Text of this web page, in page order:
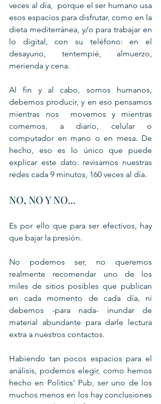
veces al día,  porque el ser humano usa
esos espacios para disfrutar, como en la
dieta mediterránea, y/o para trabajar en
lo digital, con su teléfono: en el
desayuno, tentempié, almuerzo,
merienda y cena.
Al fin y al cabo, somos humanos,
debemos producir, y en eso pensamos
mientras nos  movemos y mientras
comemos, a diario, celular o
computador en mano o en mesa. De
hecho, eso es lo único que puede
explicar este dato: revisamos nuestras
redes cada 9 minutos, 160 veces al día.
NO, NO Y NO...
Es por ello que para ser efectivos, hay
que bajar la presión.
No podemos ser, no queremos
realmente recomendar uno de los
miles de sitios posibles que publican
en cada momento de cada día, ni
debemos -para nada- inundar de
material abundante para darle lectura
extra a nuestros contactos.
Habiendo tan pocos espacios para el
análisis, podemos elegir, como hemos
hecho en Politics' Pub, ser uno de los
muchos menos en los hay conclusiones